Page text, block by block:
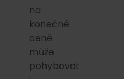
na
konečné
ceně
může
pohybovat